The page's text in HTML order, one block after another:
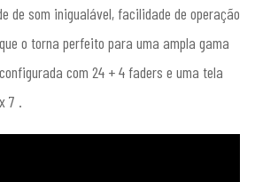
de som inigualável, facilidade de operação
o torna perfeito para uma ampla gama
com 24 + 4 faders e uma tela
7 .